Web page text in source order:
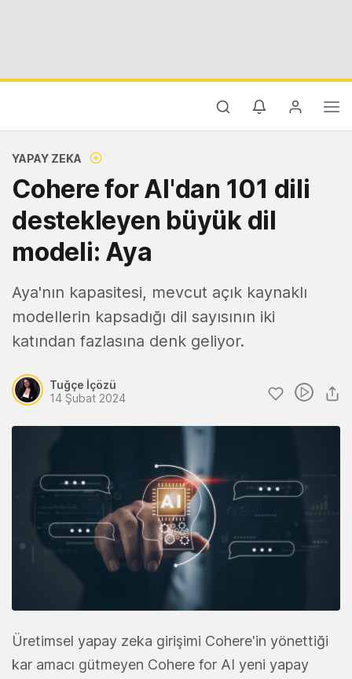
YAPAY ZEKA
Cohere for AI'dan 101 dili
destekleyen büyük dil
modeli: Aya
Aya'nın kapasitesi, mevcut açık kaynaklı
modellerin kapsadığı dil sayısının iki
katından fazlasına denk geliyor.
Tuğçe İçözü
14 Şubat 2024
Üretimsel yapay zeka girişimi Cohere'in yönettiği
kar amacı gütmeyen Cohere for AI yeni yapay